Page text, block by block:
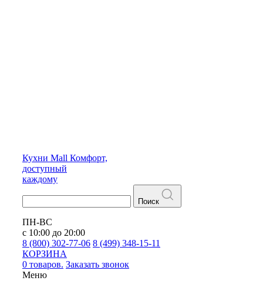
Кухни Mall Комфорт,
доступный
каждому
Поиск
ПН-ВС
с 10:00 до 20:00
8 (800) 302-77-06 8 (499) 348-15-11
КОРЗИНА
0 товаров. Заказать звонок
Меню